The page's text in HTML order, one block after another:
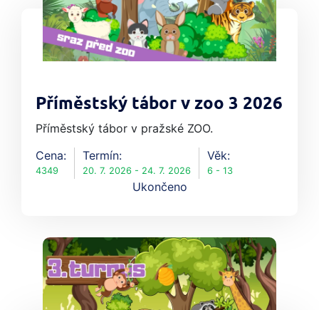
Příměstský tábor v zoo 3 2026
Příměstský tábor v pražské ZOO.
Cena:
4349
Termín:
20. 7. 2026 - 24. 7. 2026
Věk:
6 - 13
Ukončeno